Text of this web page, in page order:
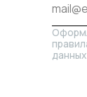
данных